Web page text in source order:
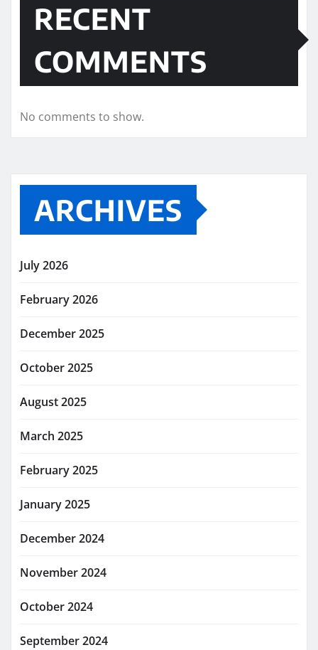
RECENT
COMMENTS
No comments to show.
ARCHIVES
July 2026
February 2026
December 2025
October 2025
August 2025
March 2025
February 2025
January 2025
December 2024
November 2024
October 2024
September 2024